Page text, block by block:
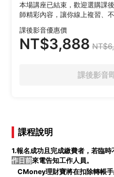
本場講座已結束，歡迎選購課
師精彩內容，讓你線上複習、
課後影音優惠價
NT$3,888
課後影音
課程說明
1.報名成功且完成繳費者，若臨
作日前來電告知工作人員。
CMoney理財寶將在扣除轉帳